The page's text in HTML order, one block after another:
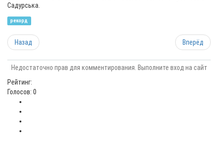
Садурська.
рекорд
Назад Вперёд
Недостаточно прав для комментирования. Выполните вход на сайт
Рейтинг:
Голосов: 0